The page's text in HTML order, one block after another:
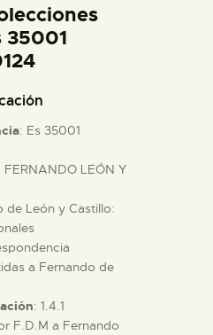
35001
: Es 35001
FERNANDO LEÓN Y
de León y Castillo:
a Fernando de
: 1.4.1
F.D.M a Fernando